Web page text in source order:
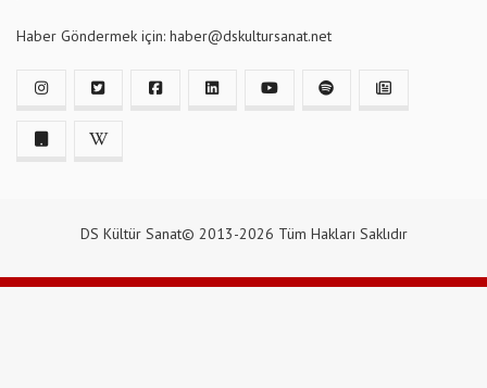
Haber Göndermek için: haber@dskultursanat.net
DS Kültür Sanat© 2013-2026 Tüm Hakları Saklıdır